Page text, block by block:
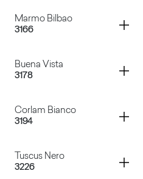
Marmo Bilbao
3166
Container
Buena Vista
3178
Container
Corlam Bianco
3194
Container
Tuscus Nero
3226
Container